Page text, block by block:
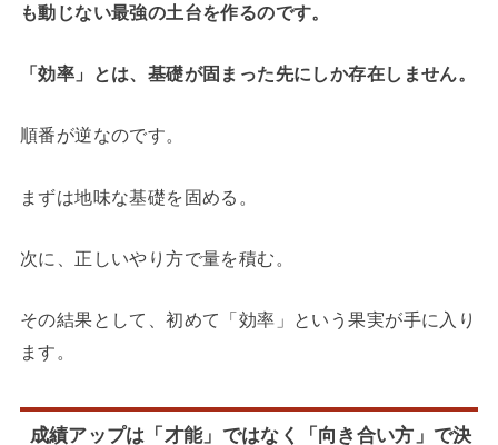
も動じない最強の土台を作るのです。
「効率」とは、基礎が固まった先にしか存在しません。
順番が逆なのです。
まずは地味な基礎を固める。
次に、正しいやり方で量を積む。
その結果として、初めて「効率」という果実が手に入り
ます。
成績アップは「才能」ではなく「向き合い方」で決